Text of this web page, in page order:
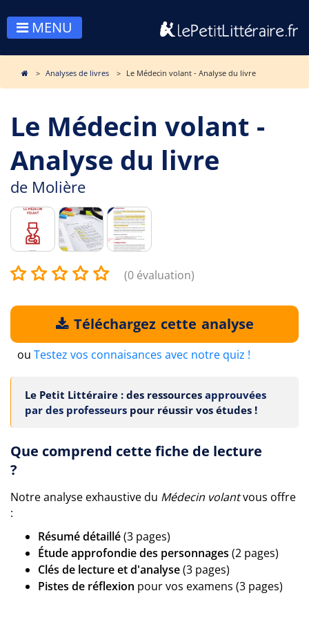
MENU
Analyses de livres Le Médecin volant - Analyse du livre
Le Médecin volant -
Analyse du livre
de Molière
(0 évaluation)
Téléchargez cette analyse
ou Testez vos connaisances avec notre quiz !
Le Petit Littéraire : des ressources approuvées
par des professeurs pour réussir vos études !
Que comprend cette fiche de lecture
?
Notre analyse exhaustive du Médecin volantvous offre
:
Résumé détaillé(3 pages)
Étude approfondie des personnages (2 pages)
Clés de lecture et d'analyse(3 pages)
Pistes de réflexion pour vos examens (3 pages)